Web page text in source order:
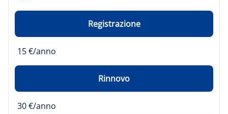
Registrazione
15 €/anno
Rinnovo
30 €/anno